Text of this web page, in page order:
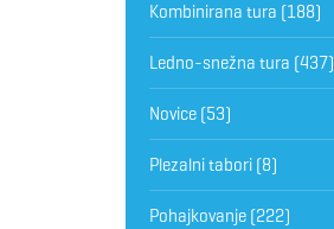
Kombinirana tura (188)
Ledno-snežna tura (437)
Novice(53)
Plezalni tabori(8)
Pohajkovanje(222)